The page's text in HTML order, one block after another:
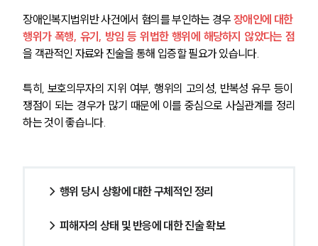
장애인복지법위반 사건에서 혐의를 부인하는 경우 장애인에 대한
행위가 폭행, 유기, 방임 등 위법한 행위에 해당하지 않았다는 점
을 객관적인 자료와 진술을 통해 입증할 필요가 있습니다.
특히, 보호의무자의 지위 여부, 행위의 고의성, 반복성 유무 등이
쟁점이 되는 경우가 많기 때문에 이를 중심으로 사실관계를 정리
하는 것이 좋습니다.
→ 행위 당시 상황에 대한 구체적인 정리
→ 피해자의 상태 및 반응에 대한 진술 확보